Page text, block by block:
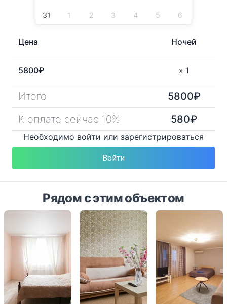
31 1 2 3 4 5 6
Цена Ночей
5800₽ x 1
Итого 5800₽
К оплате сейчас 10%
580₽
Необходимо войти или зарегистрироваться
Войти
Рядом с этим объектом